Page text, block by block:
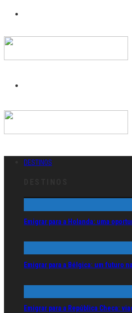
DESTINOS
Emigrar para a Holanda: uma
Emigrar para a Bélgica: um futuro
Emigrar para a República Checa: